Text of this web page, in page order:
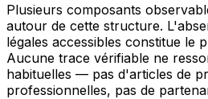
Plusieurs composants
autour de cette structure.
légales accessibles constitue le
Aucune trace vérifiable ne
habituelles — pas d'articles de
professionnelles, pas de